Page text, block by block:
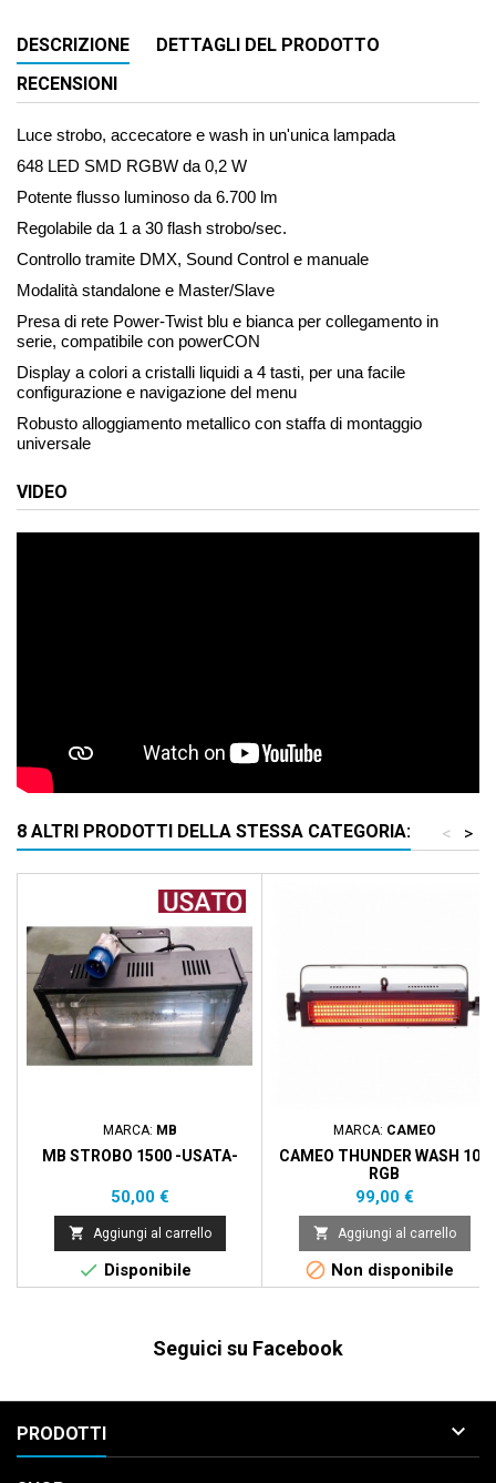
DESCRIZIONE
DETTAGLI DEL PRODOTTO
RECENSIONI
Luce strobo, accecatore e wash in un'unica lampada
648 LED SMD RGBW da 0,2 W
Potente flusso luminoso da 6.700 lm
Regolabile da 1 a 30 flash strobo/sec.
Controllo tramite DMX, Sound Control e manuale
Modalità standalone e Master/Slave
Presa di rete Power-Twist blu e bianca per collegamento in
serie, compatibile con powerCON
Display a colori a cristalli liquidi a 4 tasti, per una facile
configurazione e navigazione del menu
Robusto alloggiamento metallico con staffa di montaggio
universale
VIDEO
8 ALTRI PRODOTTI DELLA STESSA CATEGORIA: >
<
MARCA: MB
MB STROBO 1500 -USATA-
Prezzo
50,00 €
 Aggiungi al carrello
 Disponibile
MARCA: CAMEO
CAMEO THUNDER WASH 100
RGB
Prezzo
99,00 €
 Aggiungi al carrello
 Non disponibile
Seguici su Facebook
PRODOTTI 